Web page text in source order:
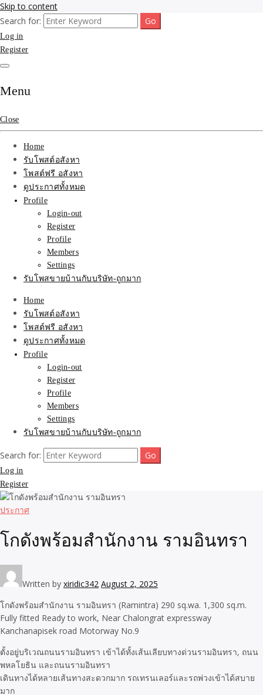
Skip to content
รับจ้างโพสขายบ้าน ที่ดิน
ติดAI SEO กับบริษัทใหญ่
รับจ้างทำโฆษณา สินค้า
บ้านที่ดิน ราคา ถูกและดี
ที่สุด บริการ โปรโมท
โฆษณารับโพสอสังหา ทีม
งาน บริํษัทใหญ่ เว็บขาย
บ้าน คุณภาพอันดับ1
SEOขายบ้าน
รับจ้างโพสขายบ้าน ที่ดิน ไม่มีค่านายหน้า กับบริษัท SEO-AI เน้นติดหน้า
แรก บริการโพสต์ โปรโมท รับจ้างทำโฆษณา ราคาถูก เว็บขายบ้าน รับโพ
สอสังหา ติดหน้าแรกกูเกิ้ล ทีมงาน บริํษัทใหญ่ รับประกันผลงาน ที่เดียวใน
Search for:
Log in
Register
Menu
Close
Home
รับโพสต์อสังหา
โพสต์ฟรี อสังหา
ดูประกาศทั้งหมด
Profile
Login-out
Register
Profile
Members
Settings
รับโพสขายบ้านกับบริษัท-ถูกมาก
Home
รับโพสต์อสังหา
โพสต์ฟรี อสังหา
ดูประกาศทั้งหมด
Profile
Login-out
Register
Profile
Members
Settings
รับโพสขายบ้านกับบริษัท-ถูกมาก
Search for:
Log in
Register
ประกาศ
โกดังพร้อมสำนักงาน รามอินทรา
Written by xiridic342 August 2, 2025
โกดังพร้อมสำนักงาน รามอินทรา (Ramintra) 290 sq.wa. 1,300 sq.m.
Fully fitted Ready to work, Near Chalongrat expressway
Kanchanapisek road Motorway No.9
ตั้งอยู่บริเวณถนนรามอินทรา เข้าได้ทั้งเส้นเลียบทางด่วนรามอินทรา, ถนน
พหลโยธิน และถนนรามอินทรา
เดินทางได้หลายเส้นทางสะดวกมาก รถเทรนเลอร์และรถพ่วงเข้าได้สบาย
มาก